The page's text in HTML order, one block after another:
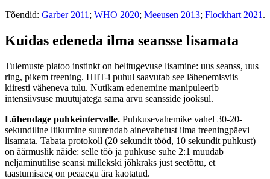
Tõendid: Garber 2011 ; WHO 2020; Meeusen 2013; Flockhart 2021 .
Kuidas edeneda ilma seansse lisamata
Tulemuste platoo instinkt on helitugevuse lisamine: uus seanss, uus
ring, pikem treening. HIIT-i puhul saavutab see lähenemisviis
kiiresti väheneva tulu. Nutikam edenemine manipuleerib
intensiivsuse muutujatega sama arvu seansside jooksul.
Lühendage puhkeintervalle. Puhkusevahemike vahel 30-20-
sekundiline liikumine suurendab ainevahetust ilma treeningpäevi
lisamata. Tabata protokoll (20 sekundit tööd, 10 sekundit puhkust)
on äärmuslik näide: selle töö ja puhkuse suhe 2:1 muudab
neljaminutilise seansi millekski jõhkraks just seetõttu, et
taastumisaeg on peaaegu ära kaotatud.